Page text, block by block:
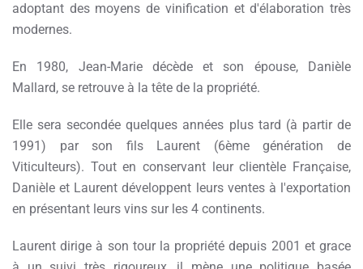
adoptant des moyens de vinification et d'élaboration très
modernes.
En 1980, Jean-Marie décède et son épouse, Danièle
Mallard, se retrouve à la tête de la propriété.
Elle sera secondée quelques années plus tard (à partir de
1991) par son fils Laurent (6ème génération de
Viticulteurs). Tout en conservant leur clientèle Française,
Danièle et Laurent développent leurs ventes à l'exportation
en présentant leurs vins sur les 4 continents.
Laurent dirige à son tour la propriété depuis 2001 et grace